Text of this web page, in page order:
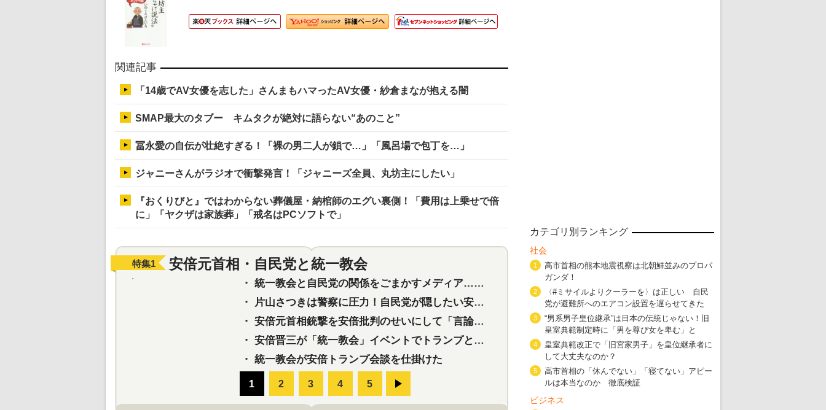
関連記事
「14歳でAV女優を志した」さんまもハマったAV女優・紗倉まなが抱える闇
SMAP最大のタブー キムタクが絶対に語らない“あのこと”
冨永愛の自伝が壮絶すぎる！「裸の男二人が鎖で…」「風呂場で包丁を…」
ジャニーさんがラジオで衝撃発言！「ジャニーズ全員、丸坊主にしたい」
『おくりびと』ではわからない葬儀屋・納棺師のエグい裏側！「費用は上乗せで倍
に」「ヤクザは家族葬」「戒名はPCソフトで」
特集1 安倍元首相・自民党と統一教会
・ 統一教会と自民党の関係をごまかすメディア…民放は有田芳生に発言自粛を要求
・
片山さつきは警察に圧力！自民党が隠したい安倍元首相と統一教会の深い関係
・ 安倍元首相銃撃を安倍批判のせいにして「言論封殺」に利用する自民党応援団
・ 安倍晋三が「統一教会」イベントでトランプと演説！同性婚や夫婦別姓を攻撃
・ 統一教会が安倍トランプ会談を仕掛けた
特集2 東京五輪強行開催特別企画 大ウソだら
・ 大ウソだらけの東京五輪！ 安倍・菅・森はどんな嘘を
・ 五輪サッカー・久保建英が南アの陽性者に「僕らに損ではない
・ 五輪関係者が入国当日、築地を散歩！
カテゴリ別ランキング
社会
1
高市首相の熊本地震視察は北朝鮮並みのプロパ
ガンダ！
2
〈#ミサイルよりクーラーを〉は正しい 自民
党が避難所へのエアコン設置を遅らせてきた
3
“男系男子皇位継承”は日本の伝統じゃない！旧
皇室典範制定時に「男を尊び女を卑む」と
4
皇室典範改正で「旧宮家男子」を皇位継承者に
して大丈夫なのか？
5
高市首相の「休んでない」「寝てない」アピー
ルは本当なのか 徹底検証
ビジネス